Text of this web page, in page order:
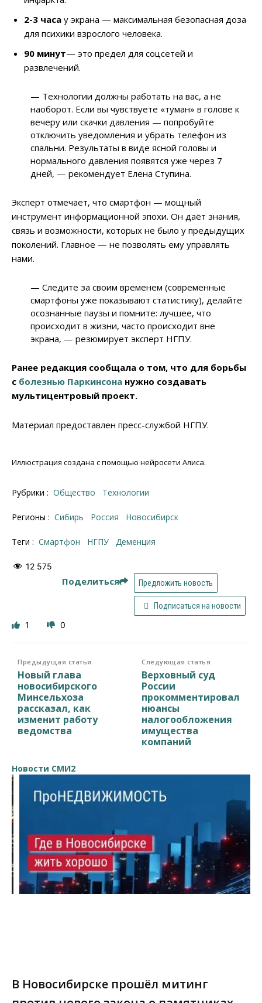
2-3 часа у экрана — максимальная безопасная доза
для психики взрослого человека.
90 минут— это предел для соцсетей и
развлечений.
— Технологии должны работать на вас, а не
наоборот. Если вы чувствуете «туман» в голове к
вечеру или скачки давления — попробуйте
отключить уведомления и убрать телефон из
спальни. Результаты в виде ясной головы и
нормального давления появятся уже через 7
дней, — рекомендует Елена Ступина.
Эксперт отмечает, что смартфон — мощный
инструмент информационной эпохи. Он даёт знания,
связь и возможности, которых не было у предыдущих
поколений. Главное — не позволять ему управлять
нами.
— Следите за своим временем (современные
смартфоны уже показывают статистику), делайте
осознанные паузы и помните: лучшее, что
происходит в жизни, часто происходит вне
экрана, — резюмирует эксперт НГПУ.
Ранее редакция сообщала о том, что для борьбы
с болезнью Паркинсона нужно создавать
мультицентровый проект.
Материал предоставлен пресс-службой НГПУ.
Иллюстрация создана с помощью нейросети Алиса.
Рубрики : Общество Технологии
Регионы : Сибирь Россия Новосибирск
Теги : смартфон НГПУ деменция
12 575
Поделиться Предложить новость
Подписаться на новости
1 0
Предыдущая статья
Новый глава
новосибирского
Минсельхоза
рассказал, как
изменит работу
ведомства
Следующая статья
Верховный суд
России
прокомментировал
нюансы
налогообложения
имущества
компаний
Новости СМИ2
В Новосибирске прошёл митинг